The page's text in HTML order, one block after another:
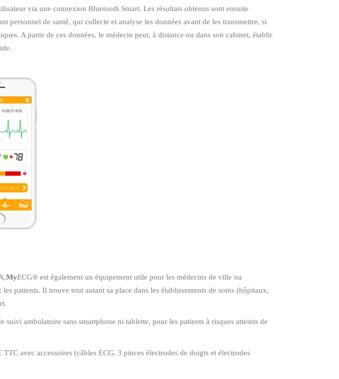
via une connexion Bluetooth Smart. Les résultats obtenus sont ensuite
de santé, qui collecte et analyse les données avant de les transmettre, si
A partir de ces données, le médecin peut, à distance ou dans son cabinet, établir
MyECG® est également un équipement utile pour les médecins de ville ou
patients. Il trouve tout autant sa place dans les établissements de soins (hôpitaux,
ambulatoire sans smartphone ni tablette, pour les patients à risques atteints de
avec accessoires (câbles ECG, 3 pinces électrodes de doigts et électrodes